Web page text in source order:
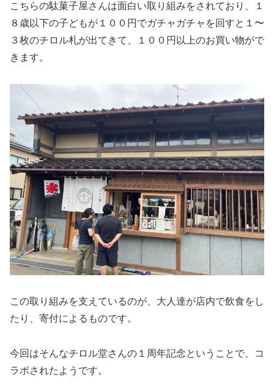
こちらの駄菓子屋さんは面白い取り組みをされており、１
８歳以下の子どもが１００円でガチャガチャを回すと１〜
３枚のチロル札が出てきて、１００円以上のお買い物がで
きます。
この取り組みを支えているのが、大人達が店内で飲食をし
たり、寄付によるものです。
今回はそんなチロル堂さんの１周年記念ということで、コ
ラボされたようです。